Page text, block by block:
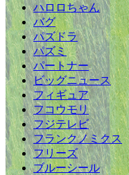
ハロロちゃん
バグ
パズドラ
パズミ
パートナー
ビッグニュース
フィギュア
フコウモリ
フジテレビ
フランクノミクス
フリーズ
ブルーシール